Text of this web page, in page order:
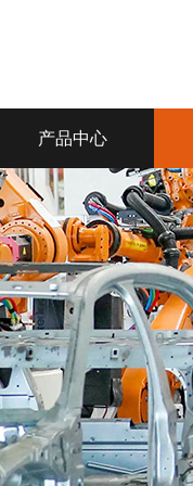
产品中心